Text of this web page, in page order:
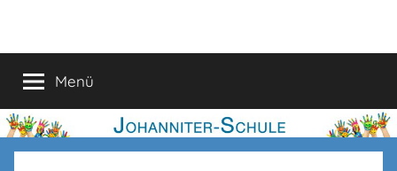
Schule
Menü